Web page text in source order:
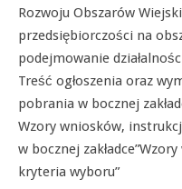
Rozwoju Obszarów
przedsiębiorczości na
podejmowanie
Treść ogłoszenia oraz
pobrania w bocznej
Wzory wniosków,
w bocznej
kryteria wyboru”